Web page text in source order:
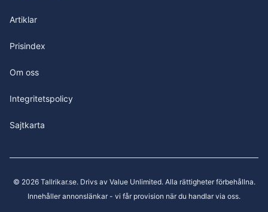
Artiklar
Prisindex
Om oss
Integritetspolicy
Sajtkarta
© 2026 Tallrikar.se. Drivs av Value Unlimited. Alla rättigheter förbehållna.
Innehåller annonslänkar - vi får provision när du handlar via oss.